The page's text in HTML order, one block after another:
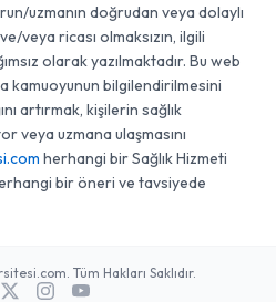
uzmanın doğrudan veya dolaylı
veya ricası olmaksızın, ilgili
olarak yazılmaktadır. Bu web
kamuoyunun bilgilendirilmesini
artırmak, kişilerin sağlık
veya uzmana ulaşmasını
herhangi bir Sağlık Hizmeti
bir öneri ve tavsiyede
Tüm Hakları Saklıdır.